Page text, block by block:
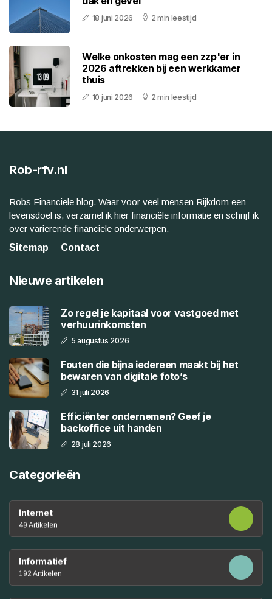
18 juni 2026 2 min leestijd
Welke onkosten mag een zzp'er in
2026 aftrekken bij een werkkamer
thuis
10 juni 2026 2 min leestijd
Rob-rfv.nl
Robs Financiele blog. Waar voor veel mensen Rijkdom een
levensdoel is, verzamel ik hier financiële informatie en schrijf ik
over variërende financiële onderwerpen.
Sitemap
Contact
Nieuwe artikelen
Zo regel je kapitaal voor vastgoed met
verhuurinkomsten
5 augustus 2026
Fouten die bijna iedereen maakt bij het
bewaren van digitale foto’s
31 juli 2026
Efficiënter ondernemen? Geef je
backoffice uit handen
28 juli 2026
Categorieën
Internet
49 Artikelen
Informatief
192 Artikelen